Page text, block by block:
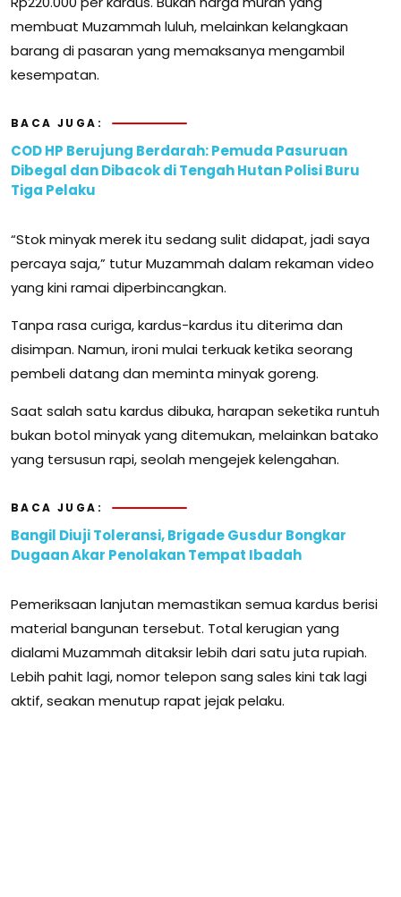
membuat Muzammah luluh, melainkan kelangkaan
barang di pasaran yang memaksanya mengambil
kesempatan.
BACA JUGA:
COD HP Berujung Berdarah: Pemuda Pasuruan
Dibegal dan Dibacok di Tengah Hutan Polisi Buru
Tiga Pelaku
“Stok minyak merek itu sedang sulit didapat, jadi saya
percaya saja,” tutur Muzammah dalam rekaman video
yang kini ramai diperbincangkan.
Tanpa rasa curiga, kardus-kardus itu diterima dan
disimpan. Namun, ironi mulai terkuak ketika seorang
pembeli datang dan meminta minyak goreng.
Saat salah satu kardus dibuka, harapan seketika runtuh
bukan botol minyak yang ditemukan, melainkan batako
yang tersusun rapi, seolah mengejek kelengahan.
BACA JUGA:
Bangil Diuji Toleransi, Brigade Gusdur Bongkar
Dugaan Akar Penolakan Tempat Ibadah
Pemeriksaan lanjutan memastikan semua kardus berisi
material bangunan tersebut. Total kerugian yang
dialami Muzammah ditaksir lebih dari satu juta rupiah.
Lebih pahit lagi, nomor telepon sang sales kini tak lagi
aktif, seakan menutup rapat jejak pelaku.